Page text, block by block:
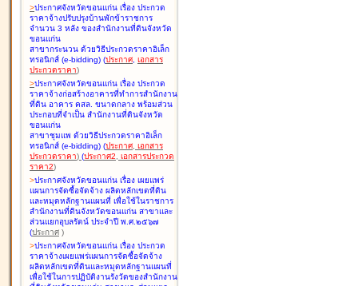
>ประกาศจังหวัดขอนแก่น เรื่อง ประกวด
ราคาจ้างปรับปรุงบ้านพักข้าราชการ
จำนวน 3 หลัง ของสำนักงานที่ดินจังหวัด
ขอนแก่น
สาขากระนวน ด้วยวิธีประกวดราคาอิเล็ก
ทรอนิกส์ (e-bidding) (ประกาศ, เอกสาร
ประกวดราคา)
>ประกาศจังหวัดขอนแก่น เรื่อง ประกวด
ราคาจ้างก่อสร้างอาคารที่ทำการสำนักงาน
ที่ดิน อาคาร คสล. ขนาดกลาง พร้อมส่วน
ประกอบที่จำเป็น สำนักงานที่ดินจังหวัด
ขอนแก่น
สาขาชุมแพ ด้วยวิธีประกวดราคาอิเล็ก
ทรอนิกส์ (e-bidding) (ประกาศ, เอกสาร
ประกวดราคา) (ประกาศ2, เอกสารประกวด
ราคา2)
>ประกาศจังหวัดขอนแก่น เรื่อง เผยแพร่
แผนการจัดซื้อจัดจ้าง ผลิตหลักเขตที่ดิน
และหมุดหลักฐานแผนที่ เพื่อใช้ในราชการ
สำนักงานที่ดินจังหวัดขอนแก่น สาขาและ
ส่วนแยกอุบลรัตน์ ประจำปี พ.ศ.๒๕๖๗
(ประกาศ )
>ประกาศจังหวัดขอนแก่น เรื่อง ประกวด
ราคาจ้างเผยแพร่แผนการจัดซื้อจัดจ้าง
ผลิตหลักเขตที่ดินและหมุดหลักฐานแผนที่
เพื่อใช้ในการปฏิบัติงานรังวัดของสำนักงาน